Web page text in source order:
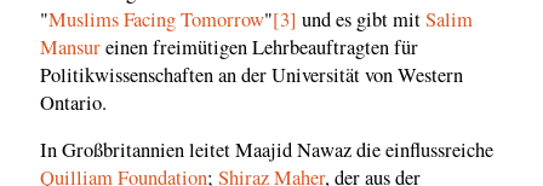
"Muslims Facing Tomorrow"[3] und es gibt mitSalim
Mansureinen freimütigen Lehrbeauftragten für
Politikwissenschaften an der Universität von Western
Ontario.
In Großbritannien leitet Maajid Nawaz die einflussreiche
Quilliam Foundation; Shiraz Maher, der aus der